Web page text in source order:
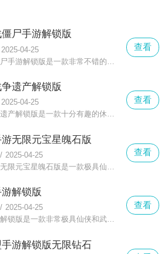
尸手游解锁版
2025-04-25
查看
遗产解锁版
2025-04-25
火柴人战争遗产解锁版是一款十分有趣的休闲益智类策略游戏，在这里你可以感受到不一样的休闲塔防玩法，玩家需要在这类体验到更多丰富的全新体验
查看
无限元宝星魄石版
/ 2025-04-25
查看
解锁版
/ 2025-04-25
庆余年手游解锁版是一款非常极具仙侠和武侠特色的角色扮演手游，在这款庆余年手游解锁版中玩家可以感受到更加火爆的影视狙击，玩家们可以通过游戏的感受权谋的变更
查看
游解锁版无限钻石